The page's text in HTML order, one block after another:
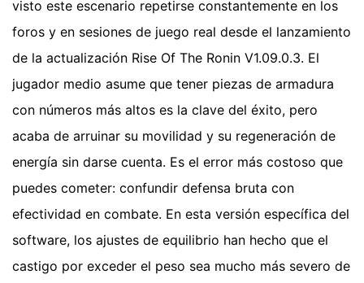
visto este escenario repetirse constantemente en los
foros y en sesiones de juego real desde el lanzamiento
de la actualización Rise Of The Ronin V1.09.0.3. El
jugador medio asume que tener piezas de armadura
con números más altos es la clave del éxito, pero
acaba de arruinar su movilidad y su regeneración de
energía sin darse cuenta. Es el error más costoso que
puedes cometer: confundir defensa bruta con
efectividad en combate. En esta versión específica del
software, los ajustes de equilibrio han hecho que el
castigo por exceder el peso sea mucho más severo de